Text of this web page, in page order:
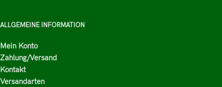
ALLGEMEINE INFORMATION
Mein Konto
Zahlung/Versand
Kontakt
Versandarten